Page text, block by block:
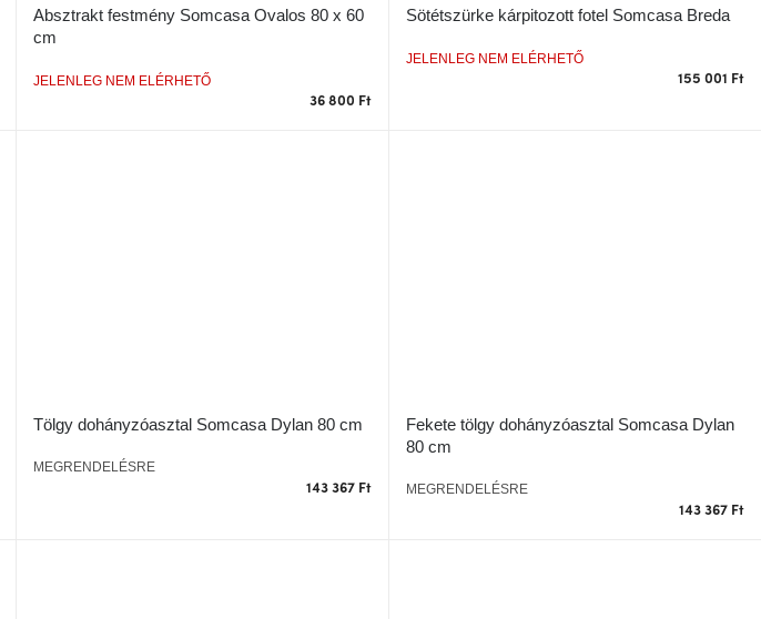
Absztrakt festmény Somcasa Ovalos 80 x 60
cm
JELENLEG NEM ELÉRHETŐ
36 800 Ft
Sötétszürke kárpitozott fotel Somcasa Breda
JELENLEG NEM ELÉRHETŐ
155 001 Ft
Tölgy dohányzóasztal Somcasa Dylan 80 cm
MEGRENDELÉSRE
143 367 Ft
Fekete tölgy dohányzóasztal Somcasa Dylan
80 cm
MEGRENDELÉSRE
143 367 Ft